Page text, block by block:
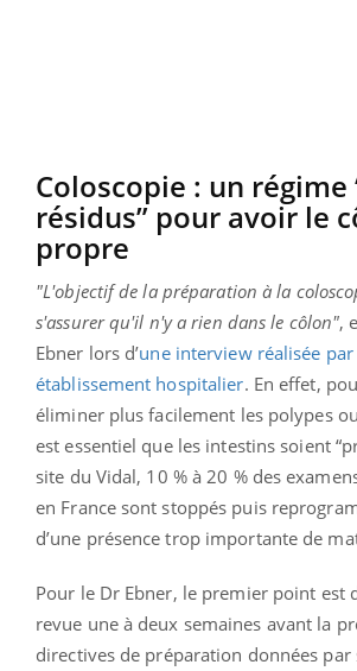
Coloscopie : un régime
résidus” pour avoir le
propre
"L'objectif de la préparation à la
s'assurer qu'il n'y a rien dans le côlon",
Ebner lors d’une interview réalisée par
établissement hospitalier. En effet,
éliminer plus facilement les polypes
est essentiel que les intestins soient
site du Vidal, 10 % à 20 % des
en France sont stoppés puis
d’une présence trop importante de
Pour le Dr Ebner, le premier point est
revue une à deux semaines avant la
directives de préparation données par